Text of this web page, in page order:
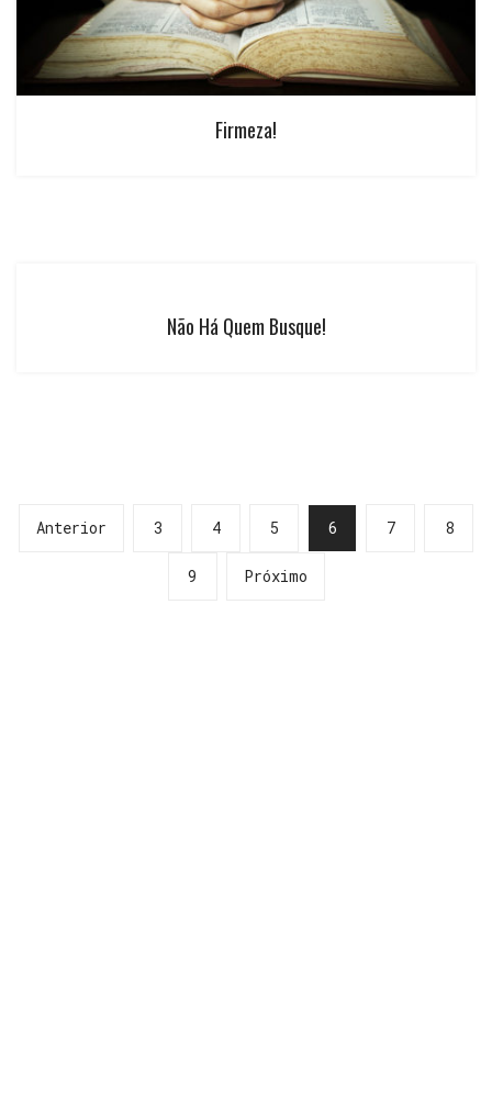
Firmeza!
Não Há Quem Busque!
Anterior 3 4 5 6 7 8
9 Próximo